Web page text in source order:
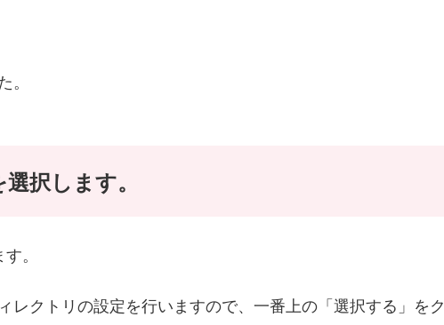
択します。
。
レクトリの設定を行いますので、一番上の「選択する」をク